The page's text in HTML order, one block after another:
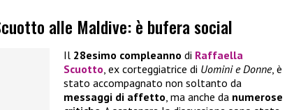
alle Maldive: è bufera social
Il 28esimo compleanno di Raffaella
Scuotto , ex corteggiatrice di Uomini e Donne, è
stato accompagnato non soltanto da
messaggi di affetto , ma anche da numerose